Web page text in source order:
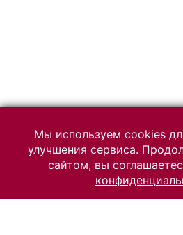
Мы используем cookies
улучшения сервиса.
сайтом, вы